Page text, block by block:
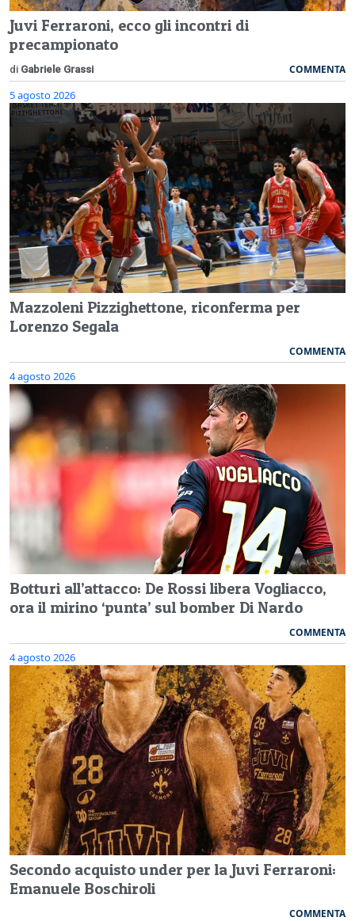
Juvi Ferraroni, ecco gli incontri di
precampionato
di Gabriele Grassi COMMENTA
5 agosto 2026
Mazzoleni Pizzighettone, riconferma per
Lorenzo Segala
COMMENTA
4 agosto 2026
Botturi all’attacco: De Rossi libera Vogliacco,
ora il mirino ‘punta’ sul bomber Di Nardo
COMMENTA
4 agosto 2026
Secondo acquisto under per la Juvi Ferraroni:
Emanuele Boschiroli
COMMENTA